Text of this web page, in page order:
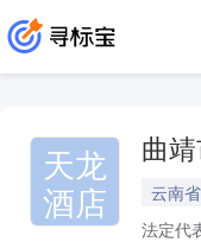
天龙
酒店
曲
云南
法定代